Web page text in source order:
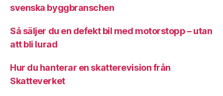
svenska byggbranschen
Så säljer du en defekt bil med motorstopp – utan
att bli lurad
Hur du hanterar en skatterevision från
Skatteverket